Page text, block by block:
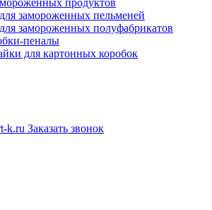
продуктов
замороженных пельменей
замороженных полуфабрикатов
пеналы
для картонных коробок
k.ru Заказать звонок